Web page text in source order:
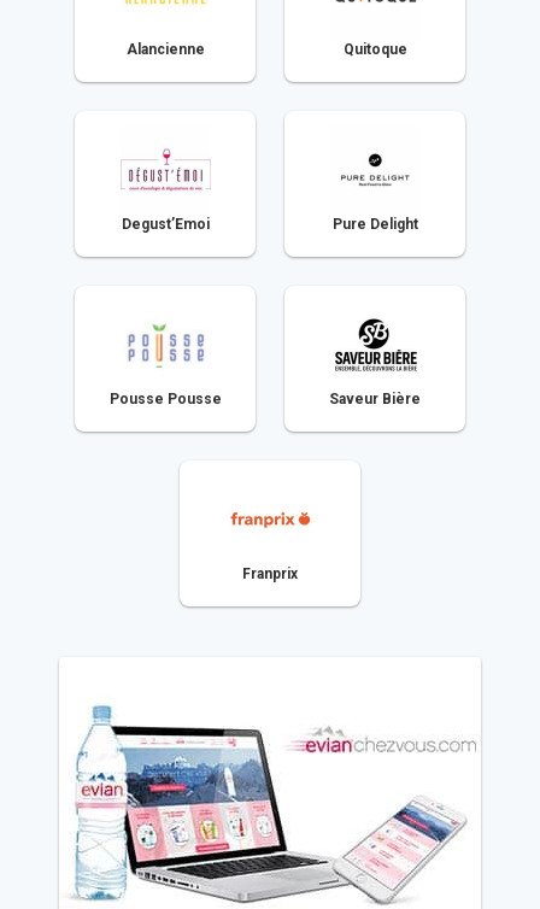
Alancienne Quitoque
Degust’Emoi Pure Delight
Pousse Pousse Saveur Bière
Franprix